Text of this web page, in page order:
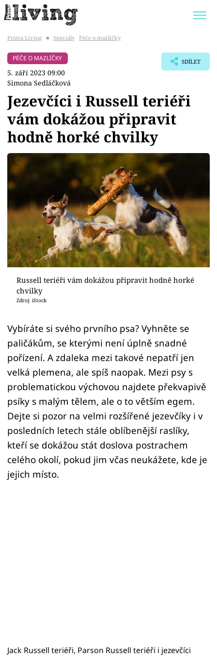
BYDLENÍ SLAVNÝCH
Témata
Bydlení
Zahrada
Sledujte prima+
Přihlášení
Sledujte nás
Prima Living ■ Speciály Péče o mazlíčky
PÉČE O MAZLÍČKY
5. září 2023 09:00
Simona Sedláčková
SDÍLET
Jezevčíci i Russell teriéři
vám dokážou připravit
hodně horké chvilky
Russell teriéři vám dokážou připravit hodně horké
chvilky
Zdroj: iStock
Vybíráte si svého prvního psa? Vyhněte se
paličákům, se kterými není úplně snadné
pořízení. A zdaleka mezi takové nepatří jen
velká plemena, ale spíš naopak. Mezi psy s
problematickou výchovou najdete překvapivě
psíky s malým tělem, ale o to větším egem.
Dejte si pozor na velmi rozšířené jezevčíky i v
posledních letech stále oblíbenější raslíky,
kteří se dokážou stát doslova postrachem
celého okolí, pokud jim včas neukážete, kde je
jejich místo.
Jack Russell teriéři, Parson Russell teriéři i jezevčíci